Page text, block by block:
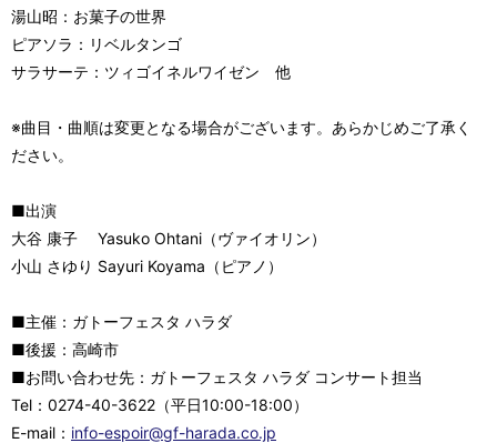
湯山昭：お菓子の世界
ピアソラ：リベルタンゴ
サラサーテ：ツィゴイネルワイゼン 他
※曲目・曲順は変更となる場合がございます。あらかじめご了承く
ださい。
■出演
大谷 康子 Yasuko Ohtani（ヴァイオリン）
小山 さゆり Sayuri Koyama（ピアノ）
■主催：ガトーフェスタ ハラダ
■後援：高崎市
■お問い合わせ先：ガトーフェスタ ハラダ コンサート担当
Tel：0274-40-3622（平日10:00-18:00）
E-mail： info-espoir@gf-harada.co.jp